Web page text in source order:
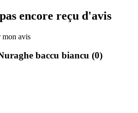
encore reçu d'avis
mon avis
baccu biancu (0)